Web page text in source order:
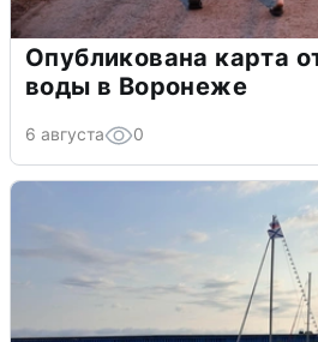
Опубликована карта
воды в Воронеже
6 августа 0